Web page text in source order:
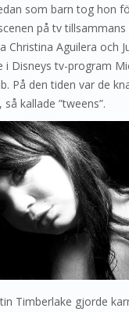
som barn tog hon
på tv tillsammans
Christina Aguilera och
i Disneys tv-program
På den tiden var de
kallade ”tweens”.
Timberlake gjorde